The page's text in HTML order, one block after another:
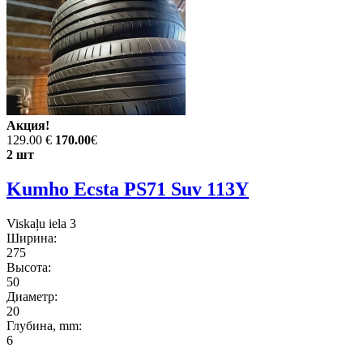
Акция!
129.00 € 170.00€
2 шт
Kumho Ecsta PS71 Suv 113Y
Viskaļu iela 3
Ширина:
275
Высота:
50
Диаметр:
20
Глубина, mm:
6